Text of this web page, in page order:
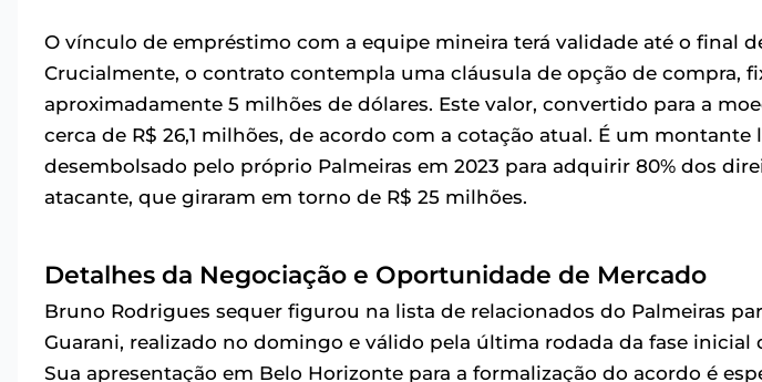
O vínculo de empréstimo com a equipe mineira terá validade até o final
Crucialmente, o contrato contempla uma cláusula de opção de compra,
aproximadamente 5 milhões de dólares. Este valor, convertido para a
cerca de R$ 26,1 milhões, de acordo com a cotação atual. É um
desembolsado pelo próprio Palmeiras em 2023 para adquirir 80% dos
atacante, que giraram em torno de R$ 25 milhões.
Detalhes da Negociação e Oportunidade de Mercado
Bruno Rodrigues sequer figurou na lista de relacionados do Palmeiras
Guarani, realizado no domingo e válido pela última rodada da fase inicial
Sua apresentação em Belo Horizonte para a formalização do acordo é